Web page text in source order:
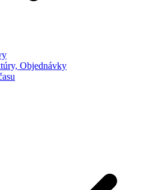
Objednávky